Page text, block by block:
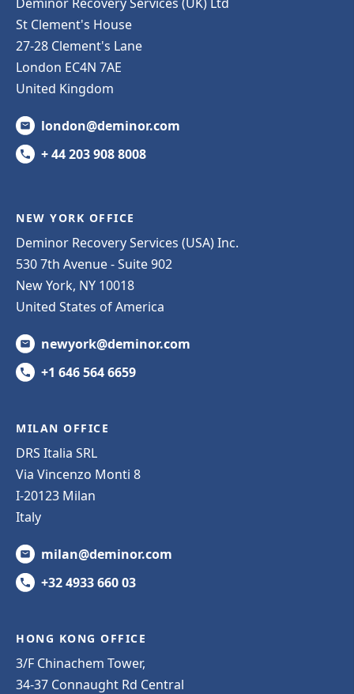
St Clement's House
27-28 Clement's Lane
London EC4N 7AE
United Kingdom
london@deminor.com
+ 44 203 908 8008
NEW YORK OFFICE
Deminor Recovery Services (USA) Inc.
530 7th Avenue - Suite 902
New York, NY 10018
United States of America
newyork@deminor.com
+1 646 564 6659
MILAN OFFICE
DRS Italia SRL
Via Vincenzo Monti 8
I-20123 Milan
Italy
milan@deminor.com
+32 4933 660 03
HONG KONG OFFICE
3/F Chinachem Tower,
34-37 Connaught Rd Central